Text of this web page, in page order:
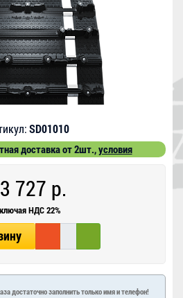
SD01010
доставка от 2шт.,условия
727 р.
НДС 22%
достаточно заполнить только имя и телефон!